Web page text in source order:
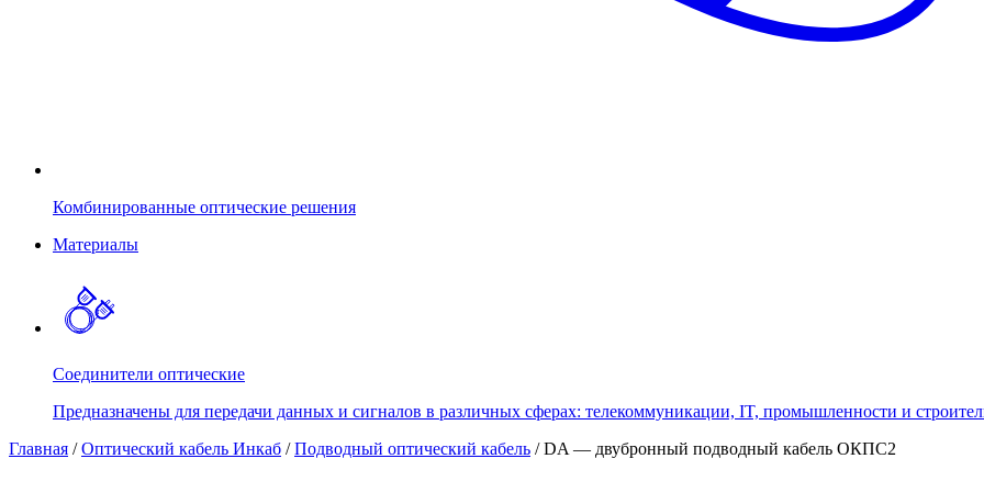
Комбинированные оптические решения
Материалы
Соединители оптические
Предназначены для передачи данных и сигналов в различных сферах: телекоммуникации, IT, промышленности и
Главная / Оптический кабель Инкаб / Подводный оптический кабель / DA — двубронный подводный кабель ОКПС2